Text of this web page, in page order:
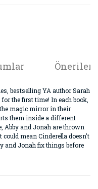
bestselling YA author Sarah
the first time! In each book,
magic mirror in their
them inside a different
Abby and Jonah are thrown
mean Cinderella doesn't
and Jonah fix things before